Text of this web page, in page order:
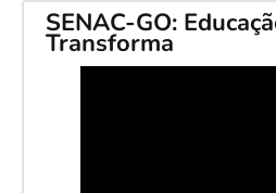
SENAC-GO:
Transforma